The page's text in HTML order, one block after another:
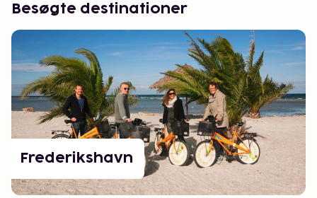
Besøgte destinationer
Frederikshavn